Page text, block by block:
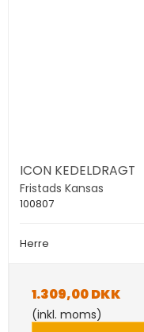
ICON KEDELDRAGT
Fristads Kansas
100807
Herre
1.309,00 DKK
(inkl. moms)